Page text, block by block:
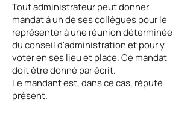
Tout administrateur peut donner
mandat à un de ses collègues pour le
représenter à une réunion déterminée
du conseil d'administration et pour y
voter en ses lieu et place. Ce mandat
doit être donné par écrit.
Le mandant est, dans ce cas, réputé
présent.